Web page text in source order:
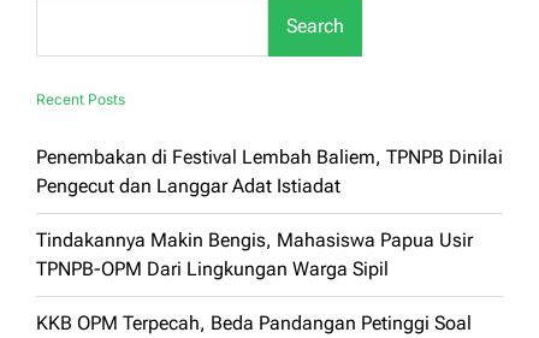
Search
Recent Posts
Penembakan di Festival Lembah Baliem, TPNPB Dinilai
Pengecut dan Langgar Adat Istiadat
Tindakannya Makin Bengis, Mahasiswa Papua Usir
TPNPB-OPM Dari Lingkungan Warga Sipil
KKB OPM Terpecah, Beda Pandangan Petinggi Soal